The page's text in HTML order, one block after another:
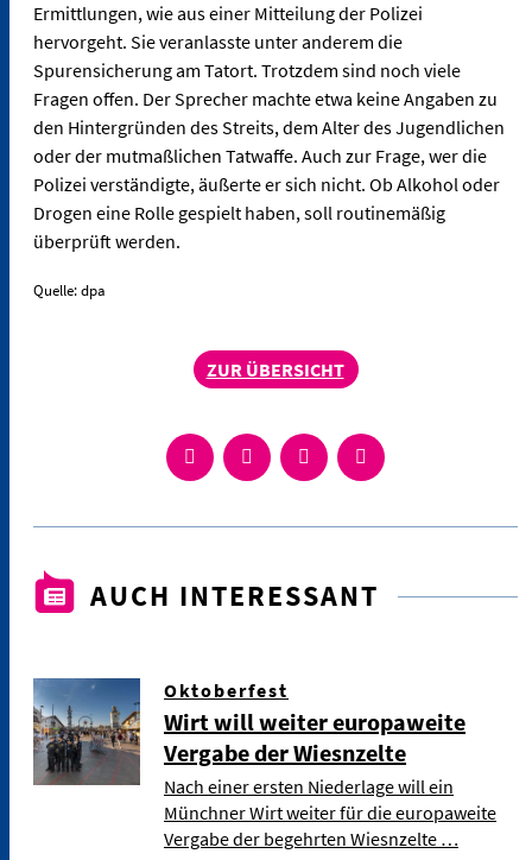
Ermittlungen, wie aus einer Mitteilung der Polizei
hervorgeht. Sie veranlasste unter anderem die
Spurensicherung am Tatort. Trotzdem sind noch viele
Fragen offen. Der Sprecher machte etwa keine Angaben zu
den Hintergründen des Streits, dem Alter des Jugendlichen
oder der mutmaßlichen Tatwaffe. Auch zur Frage, wer die
Polizei verständigte, äußerte er sich nicht. Ob Alkohol oder
Drogen eine Rolle gespielt haben, soll routinemäßig
überprüft werden.
Quelle: dpa
ZUR ÜBERSICHT
AUCH INTERESSANT
Oktoberfest
Wirt will weiter europaweite
Vergabe der Wiesnzelte
Nach einer ersten Niederlage will ein
Münchner Wirt weiter für die europaweite
Vergabe der begehrten Wiesnzelte …